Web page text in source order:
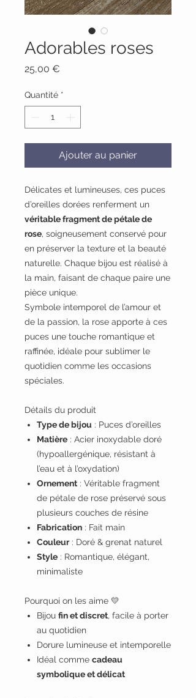
Adorables roses
25,00 €
Quantité *
Ajouter au panier
Délicates et lumineuses, ces puces
d’oreilles dorées renferment un
véritable fragment de pétale de
rose, soigneusement conservé pour
en préserver la texture et la beauté
naturelle. Chaque bijou est réalisé à
la main, faisant de chaque paire une
pièce unique.
Symbole intemporel de l’amour et
de la passion, la rose apporte à ces
puces une touche romantique et
raffinée, idéale pour sublimer le
quotidien comme les occasions
spéciales.
Détails du produit
Type de bijou : Puces d’oreilles
Matière : Acier inoxydable doré
(hypoallergénique, résistant à
l’eau et à l’oxydation)
Ornement : Véritable fragment
de pétale de rose préservé sous
plusieurs couches de résine
Fabrication : Fait main
Couleur: Doré & grenat naturel
Style : Romantique, élégant,
minimaliste
Pourquoi on les aime 💛
Bijou fin et discret, facile à porter
au quotidien
Dorure lumineuse et intemporelle
Idéal comme cadeau
symbolique et délicat